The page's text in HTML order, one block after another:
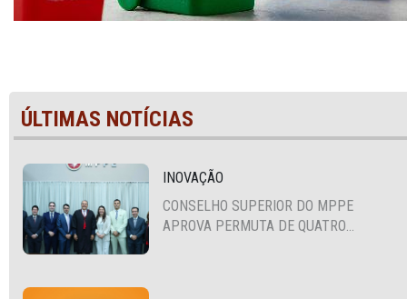
ÚLTIMAS NOTÍCIAS
INOVAÇÃO
CONSELHO SUPERIOR DO MPPE
APROVA PERMUTA DE QUATRO